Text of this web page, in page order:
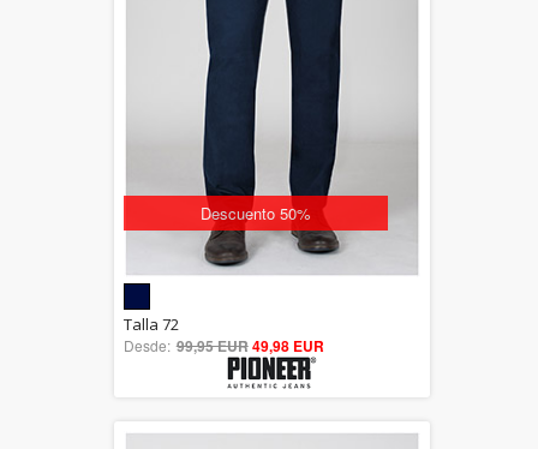
Descuento 50%
out of 5
Talla 72
Desde: 99,95 EUR49,98 EUR